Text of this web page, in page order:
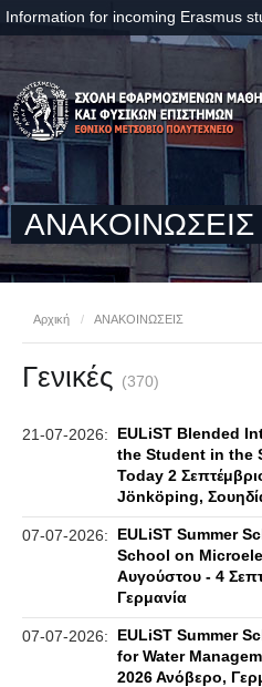
Information for incoming Erasmus
ΑΝΑΚΟΙΝΩΣΕΙΣ
Αρχική / ΑΝΑΚΟΙΝΩΣΕΙΣ
Γενικές (370)
21-07-2026:
EULiST Blended
the Student in the
Today 2
Jönköping,
07-07-2026:
EULiST Summer
School on
Αυγούστου - 4
Γερμανία
07-07-2026:
EULiST Summer
for Water
2026 Ανόβερο,